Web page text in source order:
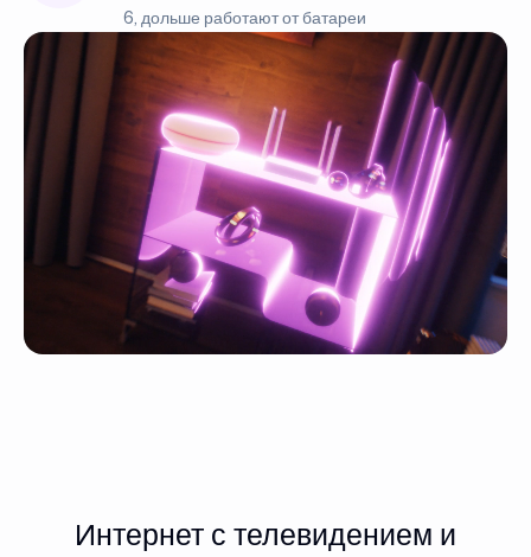
6, дольше работают от батареи
Интернет с телевидением и